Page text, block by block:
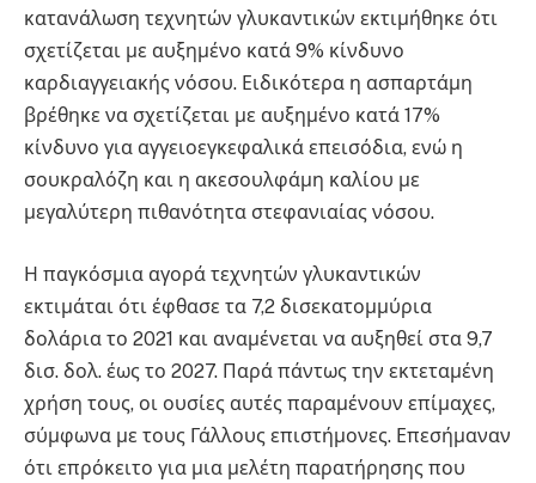
κατανάλωση τεχνητών γλυκαντικών εκτιμήθηκε ότι
σχετίζεται με αυξημένο κατά 9% κίνδυνο
καρδιαγγειακής νόσου. Ειδικότερα η ασπαρτάμη
βρέθηκε να σχετίζεται με αυξημένο κατά 17%
κίνδυνο για αγγειοεγκεφαλικά επεισόδια, ενώ η
σουκραλόζη και η ακεσουλφάμη καλίου με
μεγαλύτερη πιθανότητα στεφανιαίας νόσου.
Η παγκόσμια αγορά τεχνητών γλυκαντικών
εκτιμάται ότι έφθασε τα 7,2 δισεκατομμύρια
δολάρια το 2021 και αναμένεται να αυξηθεί στα 9,7
δισ. δολ. έως το 2027. Παρά πάντως την εκτεταμένη
χρήση τους, οι ουσίες αυτές παραμένουν επίμαχες,
σύμφωνα με τους Γάλλους επιστήμονες. Επεσήμαναν
ότι επρόκειτο για μια μελέτη παρατήρησης που